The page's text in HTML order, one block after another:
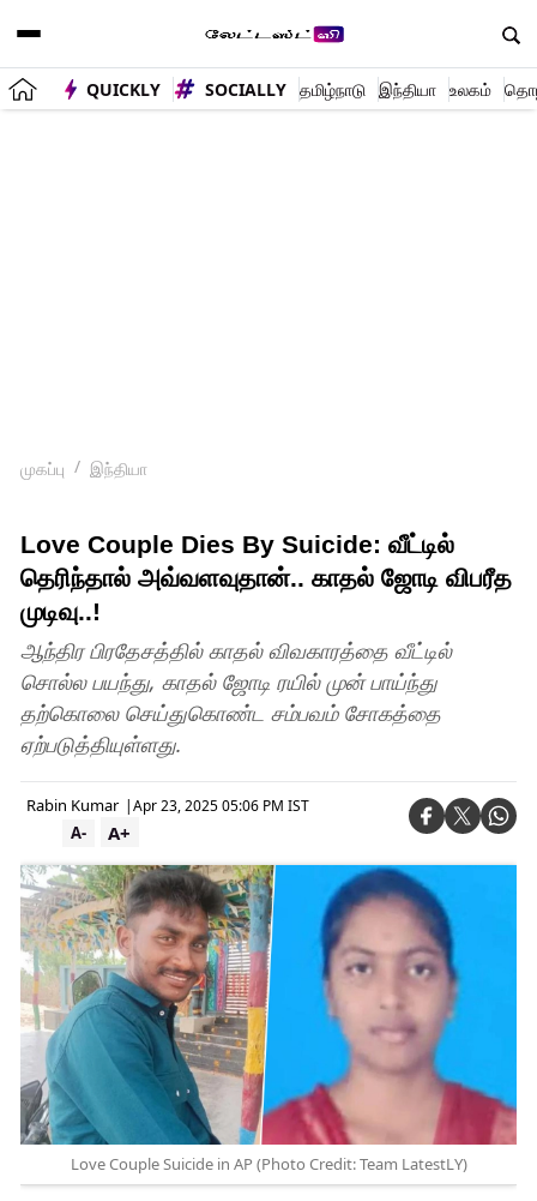
QUICKLY SOCIALLY தமிழ்நாடு இந்தியா உலகம்
முகப்பு இந்தியா
Love Couple Dies By Suicide: வீட்டில்
தெரிந்தால் அவ்வளவுதான்.. காதல் ஜோடி விபரீத
முடிவு..!
ஆந்திர பிரதேசத்தில் காதல் விவகாரத்தை வீட்டில்
சொல்ல பயந்து, காதல் ஜோடி ரயில் முன் பாய்ந்து
தற்கொலை செய்துகொண்ட சம்பவம் சோகத்தை
ஏற்படுத்தியுள்ளது.
Rabin Kumar |Apr 23, 2025 05:06 PM IST
A+
A-
Love Couple Suicide in AP (Photo Credit: Team LatestLY)